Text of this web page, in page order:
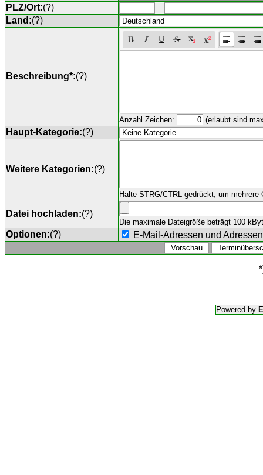
PLZ/Ort:(?)
Land:(?)
Beschreibung*:(?)
Anzahl Zeichen: (erlaubt sind
Haupt-Kategorie:(?)
Weitere Kategorien:(?)
Halte STRG/CTRL gedrückt, um mehrere
Datei hochladen:(?)
Die maximale Dateigröße beträgt 100
Optionen:(?) E-Mail-Adressen und
Powered by